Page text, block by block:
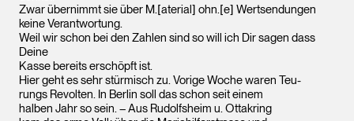
Zwar übernimmt sie über M.[aterial] ohn.[e] Wertsendungen
keine Verantwortung.
Weil wir schon bei den Zahlen sind so will ich Dir sagen dass
Deine
Kasse bereits erschöpft ist.
Hier geht es sehr stürmisch zu. Vorige Woche waren Teu-
rungs Revolten. In Berlin soll das schon seit einem
halben Jahr so sein. – Aus Rudolfsheim u. Ottakring